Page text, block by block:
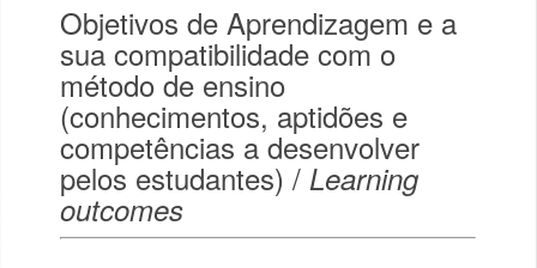
Objetivos de Aprendizagem e a
sua compatibilidade com o
método de ensino
(conhecimentos, aptidões e
competências a desenvolver
pelos estudantes) / Learning
outcomes